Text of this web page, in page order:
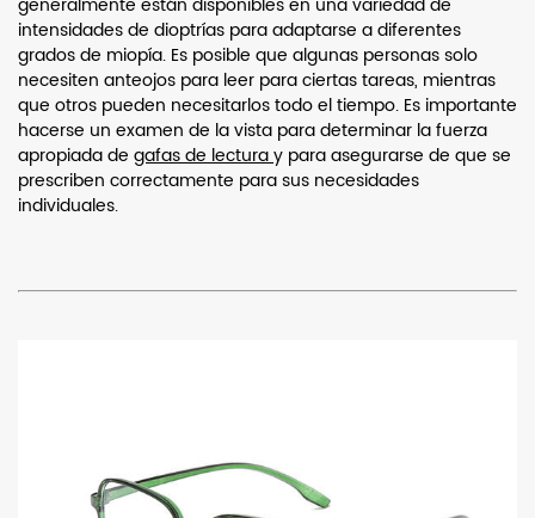
intensidades de dioptrías para adaptarse a diferentes
grados de miopía. Es posible que algunas personas solo
necesiten anteojos para leer para ciertas tareas, mientras
que otros pueden necesitarlos todo el tiempo. Es importante
hacerse un examen de la vista para determinar la fuerza
apropiada de gafas de lecturay para asegurarse de que se
prescriben correctamente para sus necesidades
individuales.